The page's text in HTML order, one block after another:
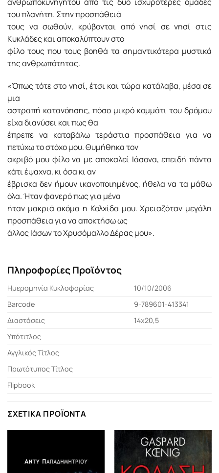
του πλανήτη. Στην προσπάθειά
τους να σωθούν, κρύβονται από νησί σε νησί στις
Kυκλάδες και αποκαλύπτουν στο
φίλο τους που τους βοηθά τα σημαντικότερα μυστικά
της ανθρωπότητας.
«Όπως τότε στο νησί, έτσι και τώρα κατάλαβα, μέσα σε
μια
αστραπή κατανόησης, πόσο μικρό κομμάτι του δρόμου
είχα διανύσει και πως θα
έπρεπε να καταβάλω τεράστια προσπάθεια για να
πετύχω το στόχο μου. Θυμήθηκα τον
ακριβό μου φίλο να με αποκαλεί Ιάσονα, επειδή πάντα
κάτι έψαχνα, κι όσα κι αν
έβρισκα δεν ήμουν ικανοποιημένος, ήθελα να τα μάθω
όλα. Ήταν φανερό πως για μένα
ήταν μακριά ακόμα η Κολχίδα μου. Χρειαζόταν μεγάλη
προσπάθεια για να αποκτήσω ως
άλλος Ιάσων το Χρυσόμαλλο Δέρας μου».
Πληροφορίες Προϊόντος
Ημερομηνία Κυκλοφορίας
10/10/2006
Barcode
9-789601-413341
Διαστάσεις
14x20,5
Υπότιτλος
Αγγλικός Τίτλος
Πρωτότυπος Τίτλος
Flipbook
ΣΧΕΤΙΚΆ ΠΡΟΪΌΝΤΑ